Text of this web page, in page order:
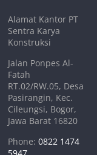
Alamat Kantor PT
Sentra Karya
Konstruksi
Jalan Ponpes Al-
Fatah
RT.02/RW.05, Desa
Pasirangin, Kec.
Cileungsi, Bogor,
Jawa Barat 16820
Phone:0822 1474